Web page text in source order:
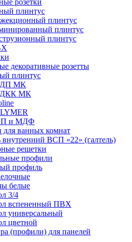
плинтус
плинтус
плинтус
плинтус
декоративные розетты
плинтус
ДП МК
ДКК МК
и МДФ
ванных комнат
ВСП «22» (галтель)
решетки
профили
профиль
белые
3/4
вспененный ПВХ
универсальный
цветной
(профили) для панелей